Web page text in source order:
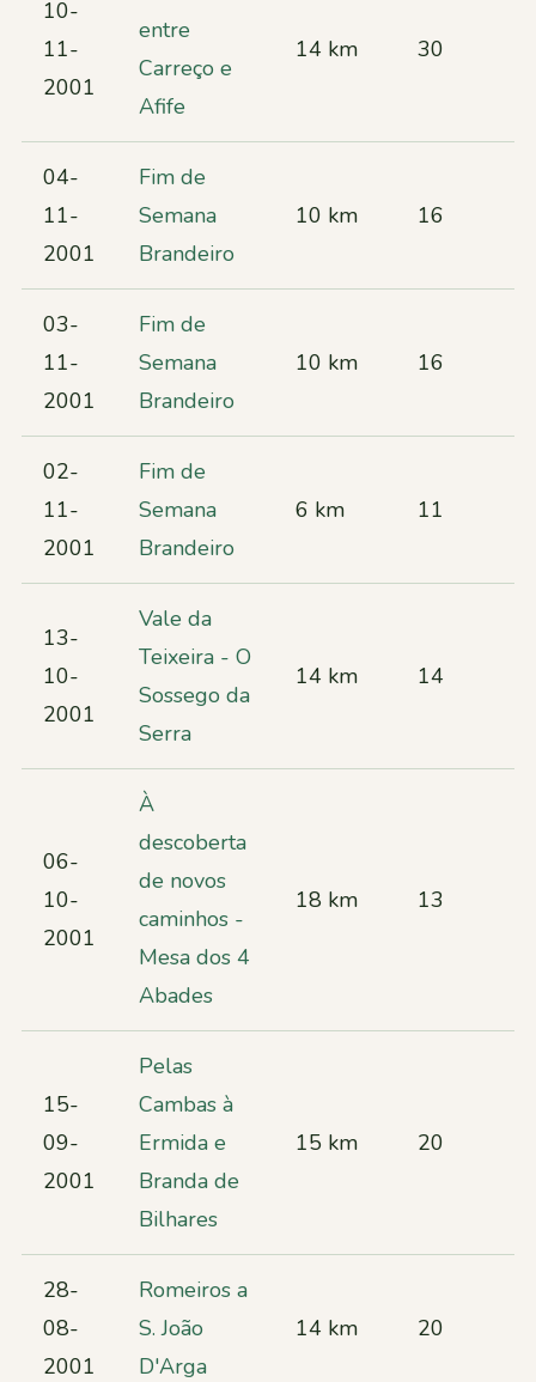
10-
11-
2001
entre
Carreço e
Afife
14 km 30
04-
11-
2001
Fim de
Semana
Brandeiro
10 km 16
03-
11-
2001
Fim de
Semana
Brandeiro
10 km 16
02-
11-
2001
Fim de
Semana
Brandeiro
6 km 11
13-
10-
2001
Vale da
Teixeira - O
Sossego da
Serra
14 km 14
06-
10-
2001
À
descoberta
de novos
caminhos -
Mesa dos 4
Abades
18 km 13
15-
09-
2001
Pelas
Cambas à
Ermida e
Branda de
Bilhares
15 km 20
28-
08-
2001
Romeiros a
S. João
D'Arga
14 km 20